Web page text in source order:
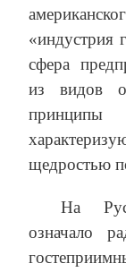
«индустрия
сфера
из видов
щедростью
На
означало